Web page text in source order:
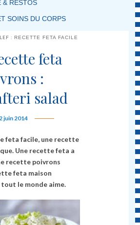
& RESTOS
SOINS DU CORPS
:RECETTE FETA FACILE
feta
:
salad
juin 2014
feta facile, une recette
Une recette feta a
recette poivrons
feta maison
le monde aime.